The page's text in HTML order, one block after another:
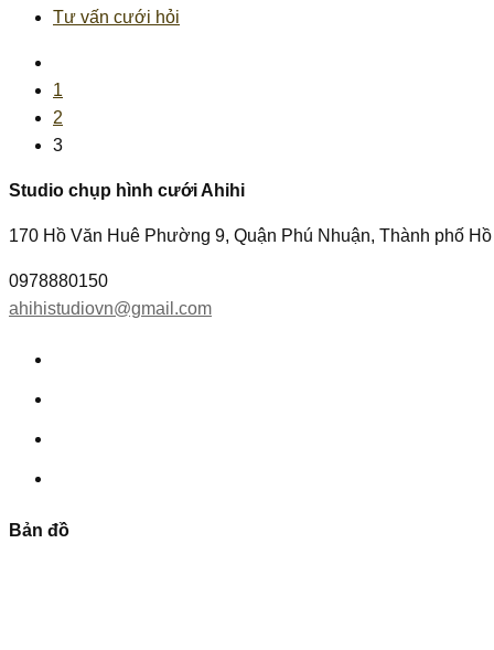
Tư vấn cưới hỏi
1
2
3
Studio chụp hình cưới Ahihi
170 Hồ Văn Huê Phường 9, Quận Phú Nhuận, Thành phố
0978880150
ahihistudiovn@gmail.com
Bản đồ